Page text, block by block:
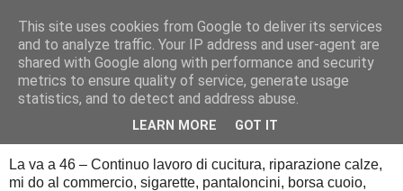
Diario di guerra
domenica 3 agosto 2014
3 agosto 1944
La va a 46 – Continuo lavoro di cucitura, riparazione calze,
mi do al commercio, sigarette, pantaloncini, borsa cuoio,
This site uses cookies from Google to deliver its services
and to analyze traffic. Your IP address and user-agent are
shared with Google along with performance and security
metrics to ensure quality of service, generate usage
statistics, and to detect and address abuse.
LEARN MORE GOT IT